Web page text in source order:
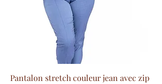
Pantalon stretch couleur jean avec zip